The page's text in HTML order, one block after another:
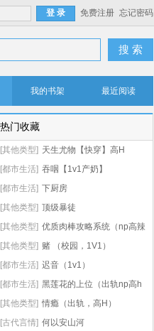
免费注册 忘记密码
搜 索
我的书架 最近阅读
热门收藏
[其他类型] 天生尤物【快穿】高H
[都市生活] 吞咽【1v1产奶】
[都市生活] 下厨房
[其他类型] 顶级暴徒
[其他类型] 优质肉棒攻略系统（np高辣
文）
[其他类型] 赌 （校园，1V1）
[都市生活] 迟音（1v1）
[都市生活] 黑莲花的上位（出轨np高h
虐男）
[其他类型] 情瘾（出轨，高H）
[古代言情] 何以安山河